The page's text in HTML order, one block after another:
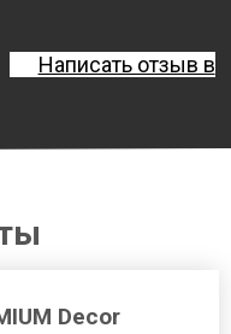
Написать отзыв в
Decor